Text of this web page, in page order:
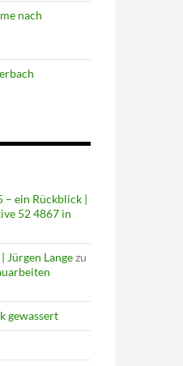
nach
– ein Rückblick |
52 4867 in
Jürgen Langezu
gewassert